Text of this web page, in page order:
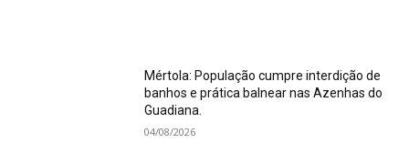
Mértola: População cumpre interdição de
banhos e prática balnear nas Azenhas do
Guadiana.
04/08/2026